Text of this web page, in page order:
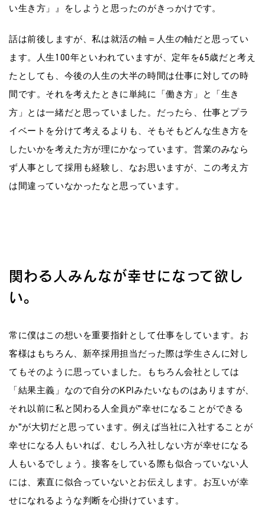
い生き方」』をしようと思ったのがきっかけです。
話は前後しますが、私は就活の軸＝人生の軸だと思ってい
ます。人生100年といわれていますが、定年を65歳だと考え
たとしても、今後の人生の大半の時間は仕事に対しての時
間です。それを考えたときに単純に「働き方」と「生き
方」とは一緒だと思っていました。だったら、仕事とプラ
イベートを分けて考えるよりも、そもそもどんな生き方を
したいかを考えた方が理にかなっています。営業のみなら
ず人事として採用も経験し、なお思いますが、この考え方
は間違っていなかったなと思っています。
関わる人みんなが幸せになって欲し
い。
常に僕はこの想いを重要指針として仕事をしています。お
客様はもちろん、新卒採用担当だった際は学生さんに対し
てもそのように思っていました。もちろん会社としては
「結果主義」なので自分のKPIみたいなものはありますが、
それ以前に私と関わる人全員が”幸せになることができる
か”が大切だと思っています。例えば当社に入社することが
幸せになる人もいれば、むしろ入社しない方が幸せになる
人もいるでしょう。接客をしている際も似合っていない人
には、素直に似合っていないとお伝えします。お互いが幸
せになれるような判断を心掛けています。